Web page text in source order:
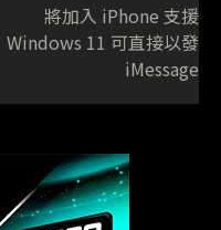
將加入 iPhone 支援
Windows 11 可直接以發
iMessage